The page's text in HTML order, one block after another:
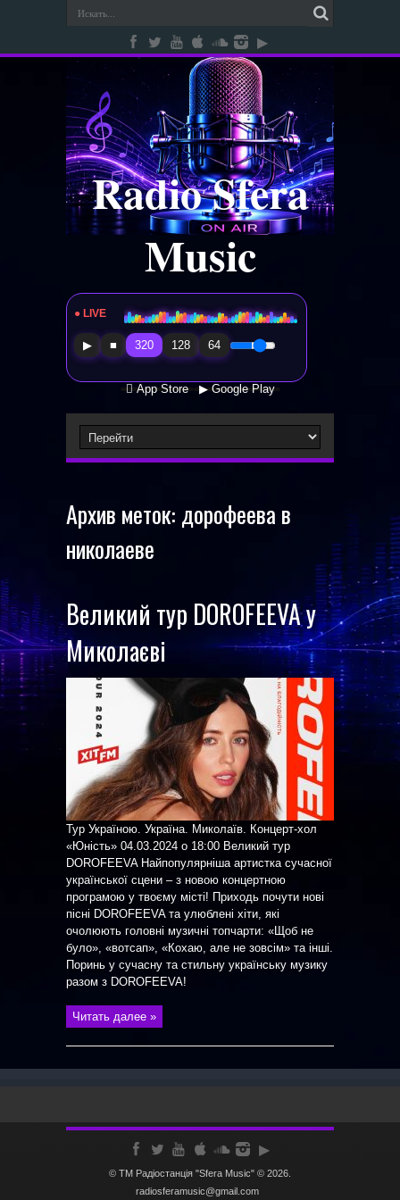
Radio Sfera
Music
● LIVE Radio Sfera Music
▶ ■ 320 128 64
 App Store ▶ Google Play
Архив меток: дорофеева в
николаеве
Великий тур DOROFEEVA у
Миколаєві
Тур Україною. Україна. Миколаїв. Концерт-хол
«Юність» 04.03.2024 о 18:00 Великий тур
DOROFEEVA Найпопулярніша артистка сучасної
української сцени – з новою концертною
програмою у твоєму місті! Приходь почути нові
пісні DOROFEEVA та улюблені хіти, які
очолюють головні музичні топчарти: «Щоб не
було», «вотсап», «Кохаю, але не зовсім» та інші.
Поринь у сучасну та стильну українську музику
разом з DOROFEEVA!
Читать далее »
© ТМ Радiостанцiя "Sfera Music" © 2026.
radiosferamusic@gmail.com